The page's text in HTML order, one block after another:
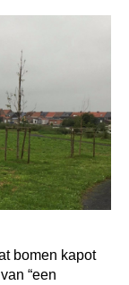
bomen kapot
“een